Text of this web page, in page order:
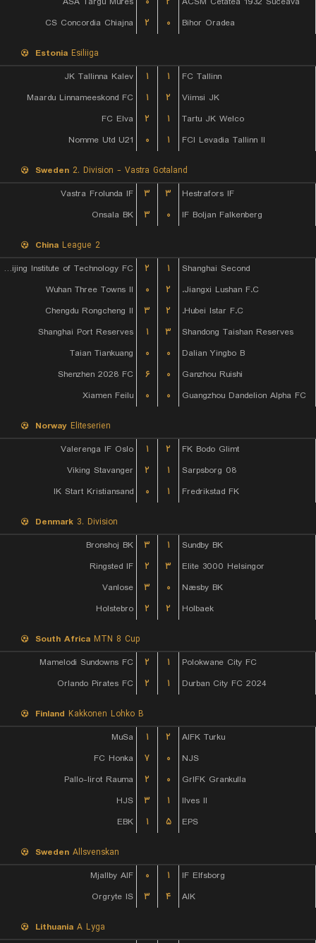
CS Concordia Chiajna
۲ ۰ Bihor Oradea
Estonia Esiliiga
JK Tallinna Kalev
۱ ۱
FC Tallinn
Maardu Linnameeskond FC
۱ ۲
Viimsi JK
FC Elva
۲ ۱
Tartu JK Welco
Nomme Utd U21
۰ ۱ FCI Levadia Tallinn II
Sweden 2. Division - Vastra Gotaland
Vastra Frolunda IF
۳ ۳
Hestrafors IF
Onsala BK
۳ ۰ IF Boljan Falkenberg
China League 2
Beijing Institute of Technology FC
۲ ۱
Shanghai Second
Wuhan Three Towns II
۰ ۲
Jiangxi Lushan F.C.
Chengdu Rongcheng II
۳ ۲
Hubei Istar F.C.
Shanghai Port Reserves
۱ ۳
Shandong Taishan Reserves
Taian Tiankuang
۰ ۰
Dalian Yingbo B
Shenzhen 2028 FC
۶ ۰
Ganzhou Ruishi
Xiamen Feilu
۰ ۰ Guangzhou Dandelion Alpha FC
Norway Eliteserien
Valerenga IF Oslo
۱ ۲
FK Bodo Glimt
Viking Stavanger
۲ ۱
Sarpsborg 08
IK Start Kristiansand
۰ ۱ Fredrikstad FK
Denmark 3. Division
Bronshoj BK
۳ ۱
Sundby BK
Ringsted IF
۲ ۳
Elite 3000 Helsingor
Vanlose
۳ ۰
Næsby BK
Holstebro
۲ ۲ Holbaek
South Africa MTN 8 Cup
Mamelodi Sundowns FC
۲ ۱
Polokwane City FC
Orlando Pirates FC
۲ ۱ Durban City FC 2024
Finland Kakkonen Lohko B
MuSa
۱ ۲
AIFK Turku
FC Honka
۷ ۰
NJS
Pallo-Iirot Rauma
۲ ۰
GrIFK Grankulla
HJS
۳ ۱
Ilves II
EBK
۱ ۵ EPS
Sweden Allsvenskan
Mjallby AIF
۰ ۱
IF Elfsborg
Orgryte IS
۳ ۴ AIK
Lithuania A Lyga